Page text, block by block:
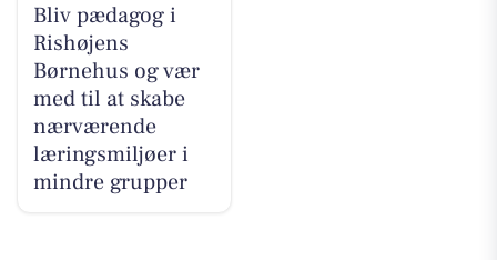
Bliv pædagog i
Rishøjens
Børnehus og vær
med til at skabe
nærværende
læringsmiljøer i
mindre grupper